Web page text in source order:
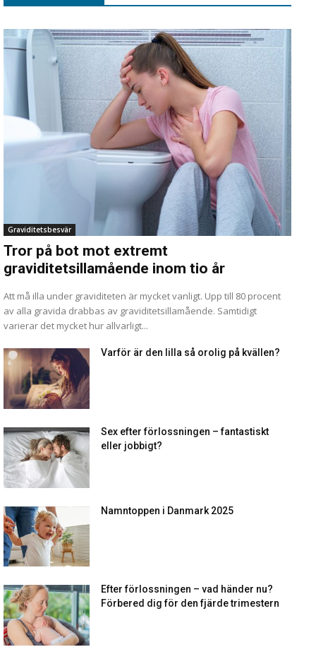
Graviditetsbesvär
Tror på bot mot extremt
graviditetsillamående inom tio år
Att må illa under graviditeten är mycket vanligt. Upp till 80 procent
av alla gravida drabbas av graviditetsillamående. Samtidigt
varierar det mycket hur allvarligt...
Varför är den lilla så orolig på kvällen?
Sex efter förlossningen – fantastiskt
eller jobbigt?
Namntoppen i Danmark 2025
Efter förlossningen – vad händer nu?
Förbered dig för den fjärde trimestern